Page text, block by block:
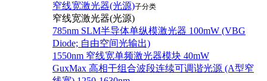
窄线宽激光器(光源)子分类
窄线宽激光器(光源)
785nm SLM半导体单纵模激光器 100mW (VBG
Diode; 自由空间光输出)
1550nm 窄线宽单频激光器模块 40mW
GuxMax 高相干组合波段连续可调谐光源 (A型窄